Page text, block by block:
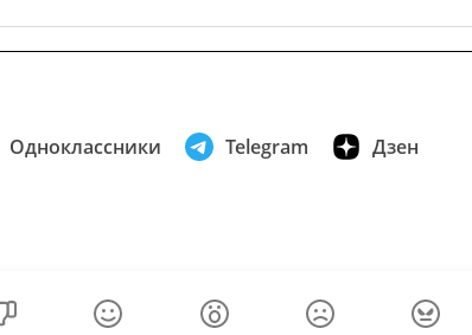
Одноклассники Telegram Дзен